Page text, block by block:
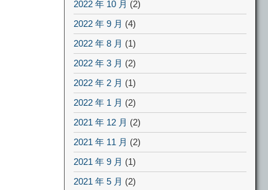
2022 年 10 月 (2)
2022 年 9 月 (4)
2022 年 8 月 (1)
2022 年 3 月 (2)
2022 年 2 月 (1)
2022 年 1 月 (2)
2021 年 12 月 (2)
2021 年 11 月 (2)
2021 年 9 月 (1)
2021 年 5 月 (2)